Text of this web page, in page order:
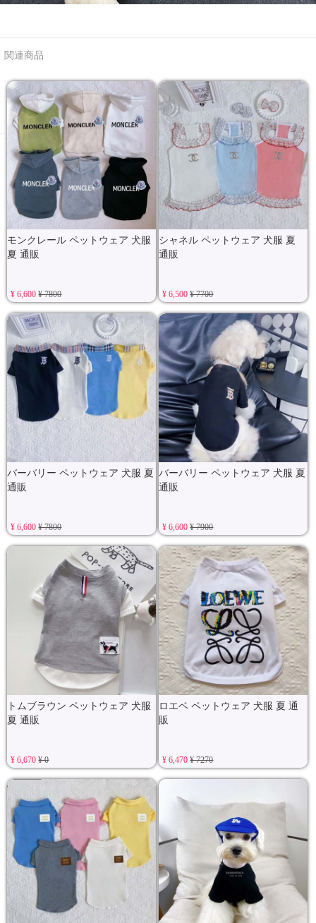
関連商品
モンクレール ペットウェア 犬服
夏 通販
¥ 6,600¥ 7800
シャネル ペットウェア 犬服 夏
通販
¥ 6,500¥ 7700
バーバリー ペットウェア 犬服 夏
通販
¥ 6,600¥ 7800
バーバリー ペットウェア 犬服 夏
通販
¥ 6,600¥ 7900
トムブラウン ペットウェア 犬服
夏 通販
¥ 6,670¥ 0
ロエベ ペットウェア 犬服 夏 通
販
¥ 6,470¥ 7270